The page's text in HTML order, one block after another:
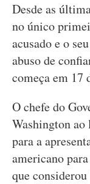
Desde as
no único
acusado e o
abuso de
começa em 17
O chefe do
Washington
para a
americano
que